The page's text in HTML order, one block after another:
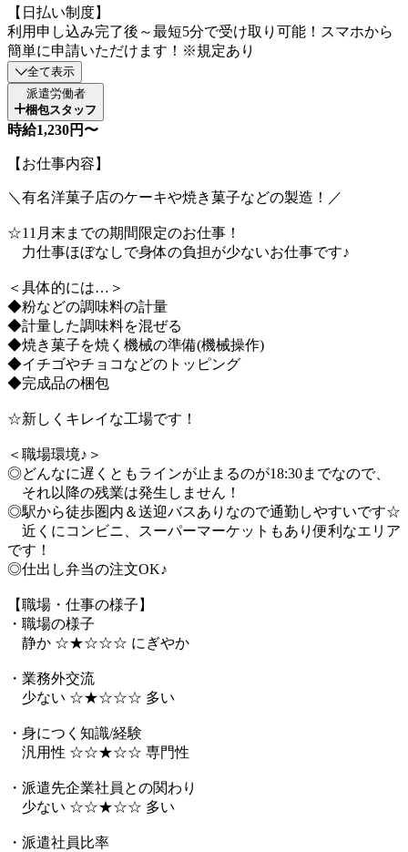
【日払い制度】
利用申し込み完了後～最短5分で受け取り可能！スマホから
簡単に申請いただけます！※規定あり
全て表示
派遣労働者
梱包スタッフ
時給1,230円〜
【お仕事内容】
＼有名洋菓子店のケーキや焼き菓子などの製造！／
☆11月末までの期間限定のお仕事！
力仕事ほぼなしで身体の負担が少ないお仕事です♪
＜具体的には…＞
◆粉などの調味料の計量
◆計量した調味料を混ぜる
◆焼き菓子を焼く機械の準備(機械操作)
◆イチゴやチョコなどのトッピング
◆完成品の梱包
☆新しくキレイな工場です！
＜職場環境♪＞
◎どんなに遅くともラインが止まるのが18:30までなので、
それ以降の残業は発生しません！
◎駅から徒歩圏内＆送迎バスありなので通勤しやすいです☆
近くにコンビニ、スーパーマーケットもあり便利なエリア
です！
◎仕出し弁当の注文OK♪
【職場・仕事の様子】
・職場の様子
静か ☆★☆☆☆ にぎやか
・業務外交流
少ない ☆★☆☆☆ 多い
・身につく知識/経験
汎用性 ☆☆★☆☆ 専門性
・派遣先企業社員との関わり
少ない ☆☆★☆☆ 多い
・派遣社員比率